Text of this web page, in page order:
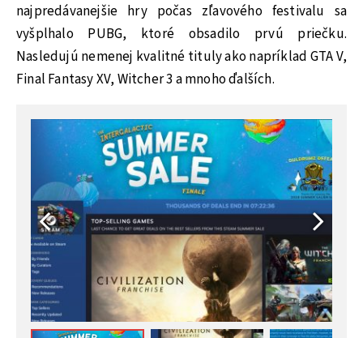
najpredávanejšie hry počas zľavového festivalu sa
vyšplhalo PUBG, ktoré obsadilo prvú priečku.
Nasledujú nemenej kvalitné tituly ako napríklad GTA V,
Final Fantasy XV, Witcher 3 a mnoho ďalších.